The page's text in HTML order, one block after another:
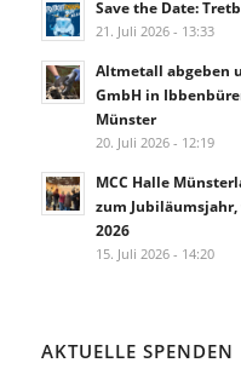
Save the Date:
21. Juli 2026 - 13:33
Altmetall abgeben
GmbH in
Münster
20. Juli 2026 - 12:19
MCC Halle
zum
2026
15. Juli 2026 - 14:20
AKTUELLE SPENDEN